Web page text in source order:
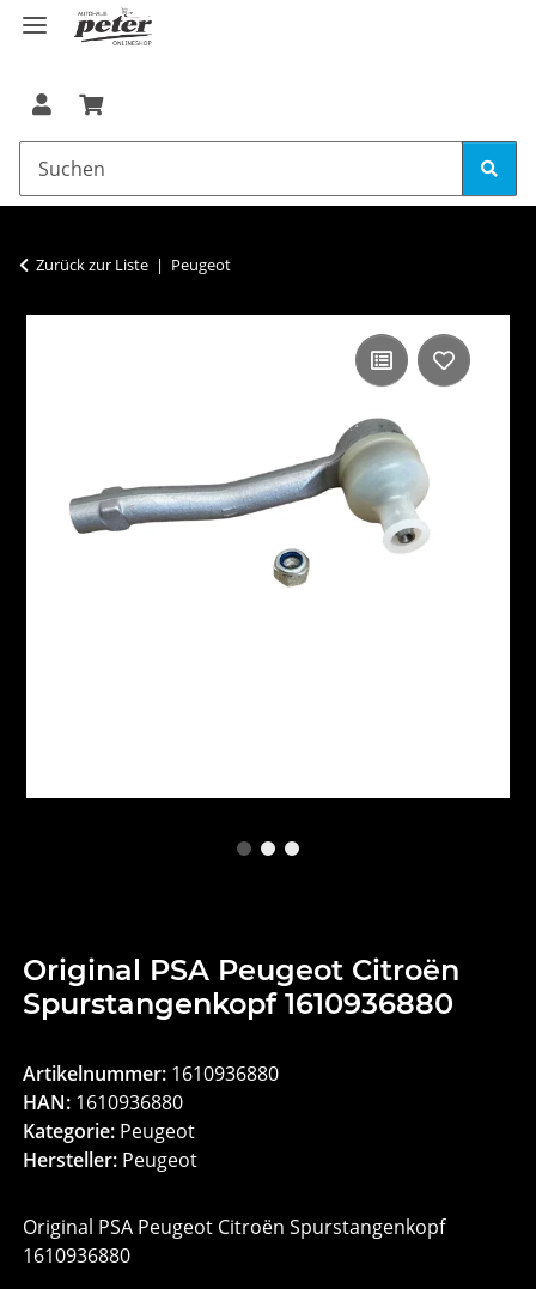
Zurück zur Liste Peugeot
Original PSA Peugeot Citroën
Spurstangenkopf 1610936880
Artikelnummer: 1610936880
HAN: 1610936880
Kategorie: Peugeot
Hersteller: Peugeot
Original PSA Peugeot Citroën Spurstangenkopf
1610936880